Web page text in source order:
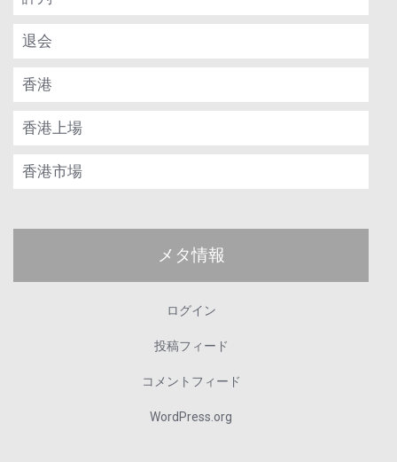
退会
香港
香港上場
香港市場
メタ情報
ログイン
投稿フィード
コメントフィード
WordPress.org